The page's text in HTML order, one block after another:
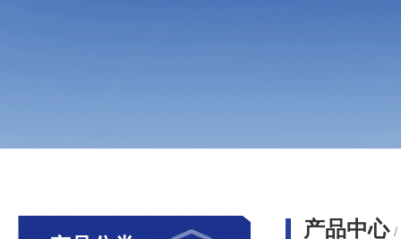
产品中心 /